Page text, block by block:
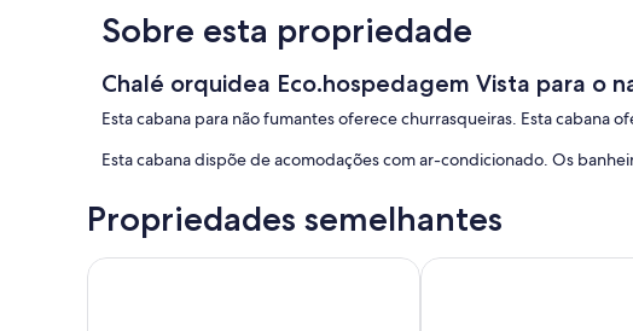
Sobre esta propriedade
Chalé orquidea Eco.hospedagem Vista para o
Esta cabana para não fumantes oferece churrasqueiras. Esta cabana
Esta cabana dispõe de acomodações com ar-condicionado. Os
Propriedades semelhantes
Chalé Bem-te-vi Eco.Hospedagem - Em harmonia com a
Chalé Saíra -